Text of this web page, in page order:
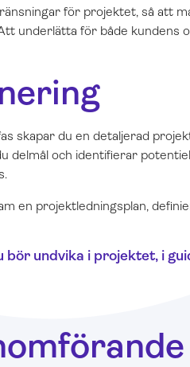
för projektet, så att
underlätta för både kundens
skapar du en detaljerad
delmål och identifierar
en projektledningsplan,
bör undvika i projektet, i